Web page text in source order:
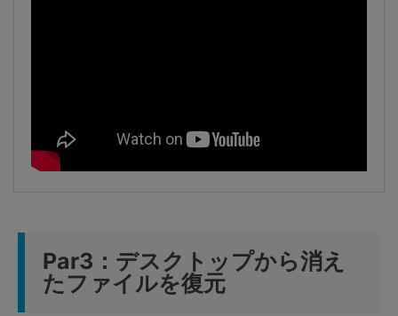
Par3：デスクトップから消え
たファイルを復元